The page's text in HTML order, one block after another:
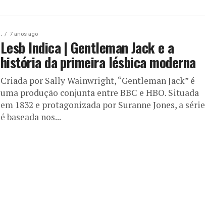
. 7 anos ago
Lesb Indica | Gentleman Jack e a
história da primeira lésbica moderna
Criada por Sally Wainwright, “Gentleman Jack” é
uma produção conjunta entre BBC e HBO. Situada
em 1832 e protagonizada por Suranne Jones, a série
é baseada nos...